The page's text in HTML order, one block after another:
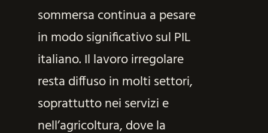
sommersa continua a pesare
in modo significativo sul PIL
italiano. Il lavoro irregolare
resta diffuso in molti settori,
soprattutto nei servizi e
nell’agricoltura, dove la